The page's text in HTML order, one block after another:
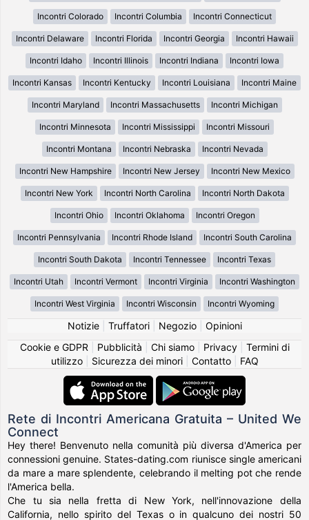
Incontri Colorado Incontri Columbia Incontri Connecticut
Incontri Delaware Incontri Florida Incontri Georgia Incontri Hawaii
Incontri Idaho Incontri Illinois Incontri Indiana Incontri Iowa
Incontri Kansas Incontri Kentucky Incontri Louisiana Incontri Maine
Incontri Maryland Incontri Massachusetts Incontri Michigan
Incontri Minnesota Incontri Mississippi Incontri Missouri
Incontri Montana Incontri Nebraska Incontri Nevada
Incontri New Hampshire Incontri New Jersey Incontri New Mexico
Incontri New York Incontri North Carolina Incontri North Dakota
Incontri Ohio Incontri Oklahoma Incontri Oregon
Incontri Pennsylvania Incontri Rhode Island Incontri South Carolina
Incontri South Dakota Incontri Tennessee Incontri Texas
Incontri Utah Incontri Vermont Incontri Virginia Incontri Washington
Incontri West Virginia Incontri Wisconsin Incontri Wyoming
Notizie| Truffatori| Negozio| Opinioni
Cookie e GDPR
Pubblicità Chi siamo| Privacy| Termini di
utilizzo| Sicurezza dei minori| Contatto| FAQ
Rete di Incontri Americana Gratuita – United We
Connect
Hey there! Benvenuto nella comunità più diversa d'America per
connessioni genuine. States-dating.com riunisce single americani
da mare a mare splendente, celebrando il melting pot che rende
l'America bella.
Che tu sia nella fretta di New York, nell'innovazione della
California, nello spirito del Texas o in qualcuno dei nostri 50